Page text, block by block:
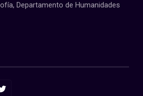
Departamento de Humanidades